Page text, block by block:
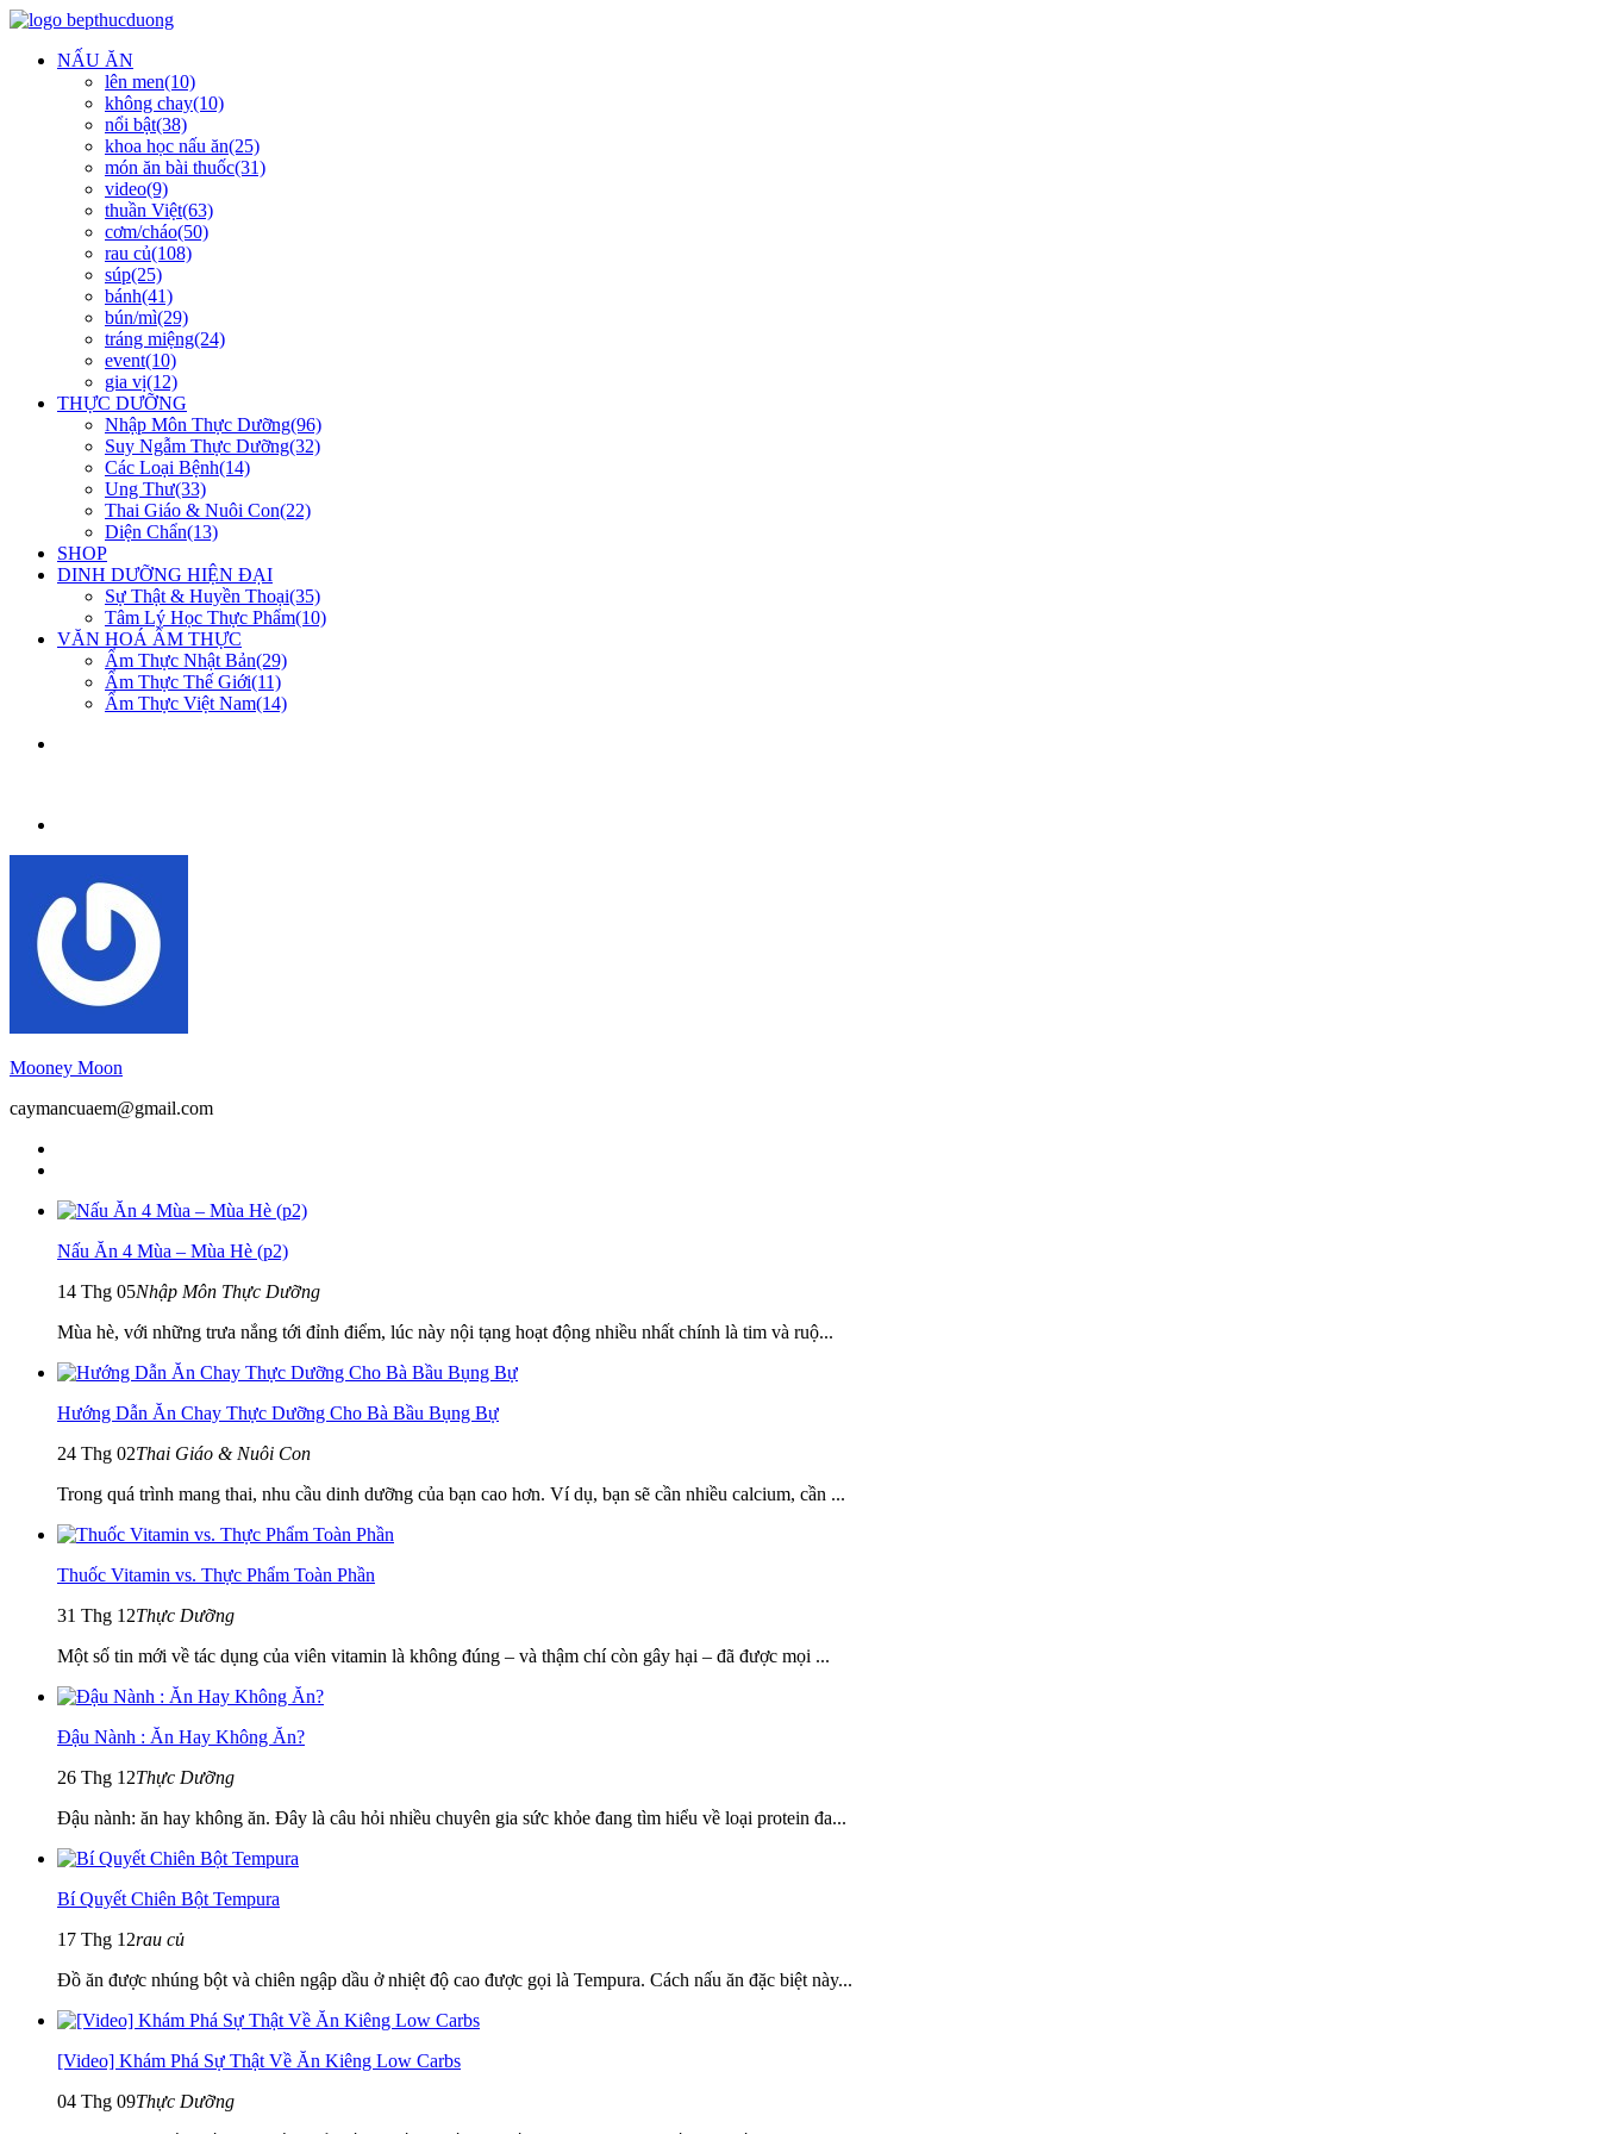
NẤU ĂN
lên men(10)
không chay(10)
nổi bật(38)
khoa học nấu ăn(25)
món ăn bài thuốc(31)
video(9)
thuần Việt(63)
cơm/cháo(50)
rau củ(108)
súp(25)
bánh(41)
bún/mì(29)
tráng miệng(24)
event(10)
gia vị(12)
THỰC DƯỠNG
Nhập Môn Thực Dưỡng(96)
Suy Ngẫm Thực Dưỡng(32)
Các Loại Bệnh(14)
Ung Thư(33)
Thai Giáo & Nuôi Con(22)
Diện Chẩn(13)
SHOP
DINH DƯỠNG HIỆN ĐẠI
Sự Thật & Huyền Thoại(35)
Tâm Lý Học Thực Phẩm(10)
VĂN HOÁ ẨM THỰC
Ẩm Thực Nhật Bản(29)
Ẩm Thực Thế Giới(11)
Ẩm Thực Việt Nam(14)
Mooney Moon
caymancuaem@gmail.com
Nấu Ăn 4 Mùa – Mùa Hè (p2)
14 Thg 05Nhập Môn Thực Dưỡng
Mùa hè, với những trưa nắng tới đỉnh điểm, lúc này nội tạng hoạt động nhiều nhất chính là tim và ruộ...
Hướng Dẫn Ăn Chay Thực Dưỡng Cho Bà Bầu Bụng Bự
24 Thg 02Thai Giáo & Nuôi Con
Trong quá trình mang thai, nhu cầu dinh dưỡng của bạn cao hơn. Ví dụ, bạn sẽ cần nhiều calcium, cần ...
Thuốc Vitamin vs. Thực Phẩm Toàn Phần
31 Thg 12Thực Dưỡng
Một số tin mới về tác dụng của viên vitamin là không đúng – và thậm chí còn gây hại – đã được mọi ...
Đậu Nành : Ăn Hay Không Ăn?
26 Thg 12Thực Dưỡng
Đậu nành: ăn hay không ăn. Đây là câu hỏi nhiều chuyên gia sức khỏe đang tìm hiểu về loại protein đa...
Bí Quyết Chiên Bột Tempura
17 Thg 12rau củ
Đồ ăn được nhúng bột và chiên ngập dầu ở nhiệt độ cao được gọi là Tempura. Cách nấu ăn đặc biệt này...
[Video] Khám Phá Sự Thật Về Ăn Kiêng Low Carbs
04 Thg 09Thực Dưỡng